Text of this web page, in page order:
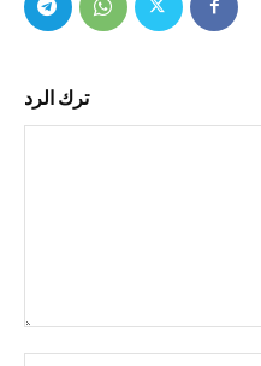
ترك الرد